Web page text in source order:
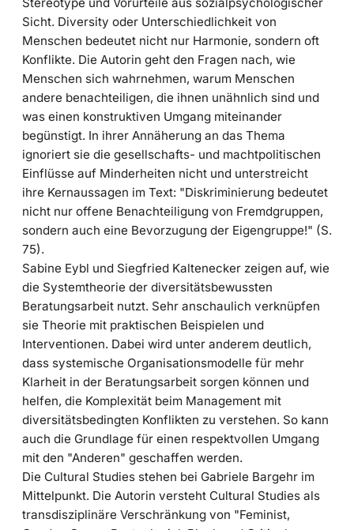
Sicht. Diversity oder Unterschiedlichkeit von
Menschen bedeutet nicht nur Harmonie, sondern oft
Konflikte. Die Autorin geht den Fragen nach, wie
Menschen sich wahrnehmen, warum Menschen
andere benachteiligen, die ihnen unähnlich sind und
was einen konstruktiven Umgang miteinander
begünstigt. In ihrer Annäherung an das Thema
ignoriert sie die gesellschafts- und machtpolitischen
Einflüsse auf Minderheiten nicht und unterstreicht
ihre Kernaussagen im Text: "Diskriminierung bedeutet
nicht nur offene Benachteiligung von Fremdgruppen,
sondern auch eine Bevorzugung der Eigengruppe!" (S.
75).
Sabine Eybl und Siegfried Kaltenecker zeigen auf, wie
die Systemtheorie der diversitätsbewussten
Beratungsarbeit nutzt. Sehr anschaulich verknüpfen
sie Theorie mit praktischen Beispielen und
Interventionen. Dabei wird unter anderem deutlich,
dass systemische Organisationsmodelle für mehr
Klarheit in der Beratungsarbeit sorgen können und
helfen, die Komplexität beim Management mit
diversitätsbedingten Konflikten zu verstehen. So kann
auch die Grundlage für einen respektvollen Umgang
mit den "Anderen" geschaffen werden.
Die Cultural Studies stehen bei Gabriele Bargehr im
Mittelpunkt. Die Autorin versteht Cultural Studies als
transdisziplinäre Verschränkung von "Feminist,